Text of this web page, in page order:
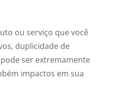
ou serviço que você
duplicidade de
ser extremamente
impactos em sua